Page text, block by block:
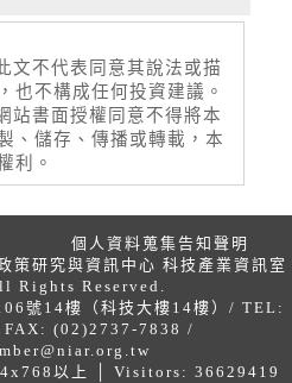
文不代表同意其說法或描
也不構成任何投資建議。
站書面授權同意不得將本
、儲存、傳播或轉載，本
利。
個人資料蒐集告知聲明
策研究與資訊中心 科技產業資訊室
Rights Reserved.
號14樓（科技大樓14樓）/ TEL:
(02)2737-7838 /
以上 │ Visitors: 36629419